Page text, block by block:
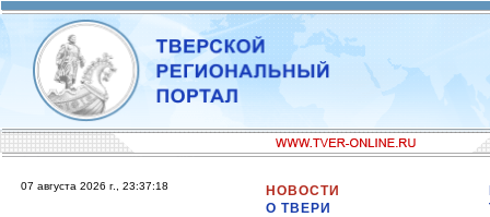
07 августа 2026 г., 23:37:18
НОВОСТИ
О ТВЕРИ